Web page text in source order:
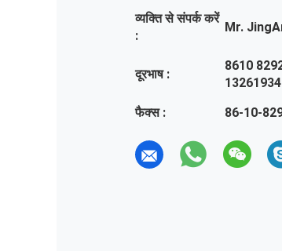
व्यक्ति से संपर्क करें
:
Mr.
दूरभाष :
8610
फैक्स :
86-10-